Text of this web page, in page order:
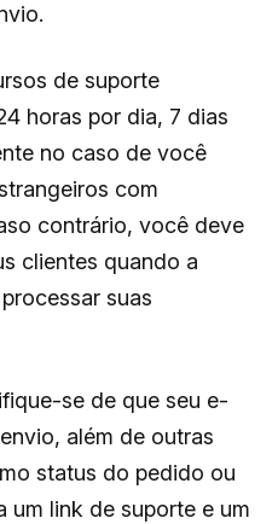
de suporte
horas por dia, 7 dias
no caso de você
com
contrário, você deve
clientes quando a
suas
se de que seu e-
além de outras
status do pedido ou
um link de suporte e um